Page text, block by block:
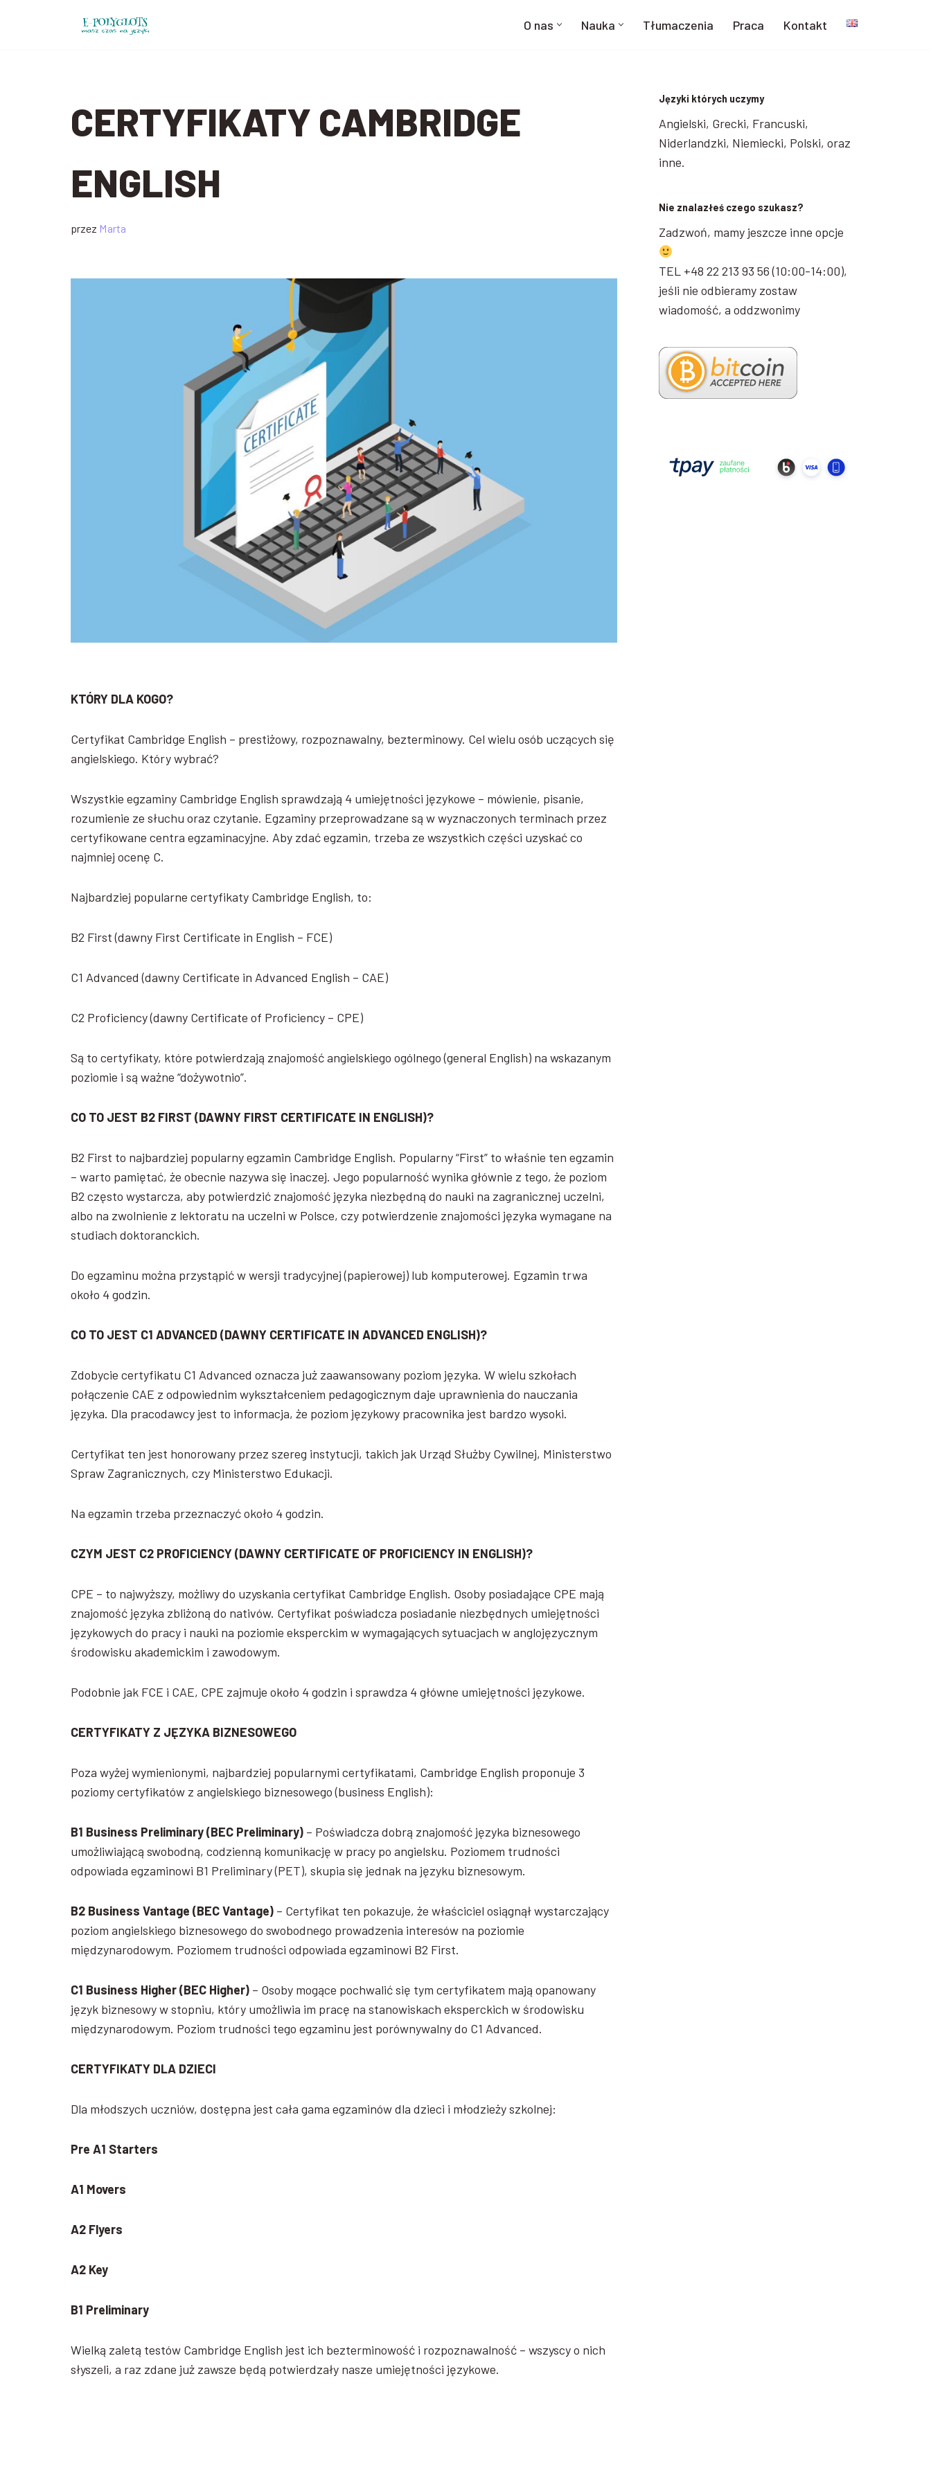
O nas Nauka Tłumaczenia Praca Kontakt
CERTYFIKATY CAMBRIDGE
ENGLISH
przez Marta
KTÓRY DLA KOGO?
Certyfikat Cambridge English – prestiżowy, rozpoznawalny, bezterminowy. Cel wielu osób uczących się
angielskiego. Który wybrać?
Wszystkie egzaminy Cambridge English sprawdzają 4 umiejętności językowe – mówienie, pisanie,
rozumienie ze słuchu oraz czytanie. Egzaminy przeprowadzane są w wyznaczonych terminach przez
certyfikowane centra egzaminacyjne. Aby zdać egzamin, trzeba ze wszystkich części uzyskać co
najmniej ocenę C.
Najbardziej popularne certyfikaty Cambridge English, to:
B2 First (dawny First Certificate in English – FCE)
C1 Advanced (dawny Certificate in Advanced English – CAE)
C2 Proficiency (dawny Certificate of Proficiency – CPE)
Są to certyfikaty, które potwierdzają znajomość angielskiego ogólnego (general English) na wskazanym
poziomie i są ważne “dożywotnio”.
CO TO JEST B2 FIRST (DAWNY FIRST CERTIFICATE IN ENGLISH)?
B2 First to najbardziej popularny egzamin Cambridge English. Popularny “First” to właśnie ten egzamin
– warto pamiętać, że obecnie nazywa się inaczej. Jego popularność wynika głównie z tego, że poziom
B2 często wystarcza, aby potwierdzić znajomość języka niezbędną do nauki na zagranicznej uczelni,
albo na zwolnienie z lektoratu na uczelni w Polsce, czy potwierdzenie znajomości języka wymagane na
studiach doktoranckich.
Do egzaminu można przystąpić w wersji tradycyjnej (papierowej) lub komputerowej. Egzamin trwa
około 4 godzin.
CO TO JEST C1 ADVANCED (DAWNY CERTIFICATE IN ADVANCED ENGLISH)?
Zdobycie certyfikatu C1 Advanced oznacza już zaawansowany poziom języka. W wielu szkołach
połączenie CAE z odpowiednim wykształceniem pedagogicznym daje uprawnienia do nauczania
języka. Dla pracodawcy jest to informacja, że poziom językowy pracownika jest bardzo wysoki.
Certyfikat ten jest honorowany przez szereg instytucji, takich jak Urząd Służby Cywilnej, Ministerstwo
Spraw Zagranicznych, czy Ministerstwo Edukacji.
Na egzamin trzeba przeznaczyć około 4 godzin.
CZYM JEST C2 PROFICIENCY (DAWNY CERTIFICATE OF PROFICIENCY IN ENGLISH)?
CPE – to najwyższy, możliwy do uzyskania certyfikat Cambridge English. Osoby posiadające CPE mają
znajomość języka zbliżoną do nativów. Certyfikat poświadcza posiadanie niezbędnych umiejętności
językowych do pracy i nauki na poziomie eksperckim w wymagających sytuacjach w anglojęzycznym
środowisku akademickim i zawodowym.
Podobnie jak FCE i CAE, CPE zajmuje około 4 godzin i sprawdza 4 główne umiejętności językowe.
CERTYFIKATY Z JĘZYKA BIZNESOWEGO
Poza wyżej wymienionymi, najbardziej popularnymi certyfikatami, Cambridge English proponuje 3
poziomy certyfikatów z angielskiego biznesowego (business English):
B1 Business Preliminary(BEC Preliminary) – Poświadcza dobrą znajomość języka biznesowego
umożliwiającą swobodną, codzienną komunikację w pracy po angielsku. Poziomem trudności
odpowiada egzaminowi B1 Preliminary (PET), skupia się jednak na języku biznesowym.
B2 Business Vantage (BEC Vantage) – Certyfikat ten pokazuje, że właściciel osiągnął wystarczający
poziom angielskiego biznesowego do swobodnego prowadzenia interesów na poziomie
międzynarodowym. Poziomem trudności odpowiada egzaminowi B2 First.
C1 Business Higher (BEC Higher) – Osoby mogące pochwalić się tym certyfikatem mają opanowany
język biznesowy w stopniu, który umożliwia im pracę na stanowiskach eksperckich w środowisku
międzynarodowym. Poziom trudności tego egzaminu jest porównywalny do C1 Advanced.
CERTYFIKATY DLA DZIECI
Dla młodszych uczniów, dostępna jest cała gama egzaminów dla dzieci i młodzieży szkolnej:
Pre A1 Starters
A1 Movers
A2 Flyers
A2 Key
B1 Preliminary
Wielką zaletą testów Cambridge English jest ich bezterminowość i rozpoznawalność – wszyscy o nich
słyszeli, a raz zdane już zawsze będą potwierdzały nasze umiejętności językowe.
Języki których uczymy
Angielski, Grecki, Francuski,
Niderlandzki, Niemiecki, Polski, oraz
inne.
Nie znalazłeś czego szukasz?
Zadzwoń, mamy jeszcze inne opcje
TEL +48 22 213 93 56 (10:00-14:00),
jeśli nie odbieramy zostaw
wiadomość, a oddzwonimy